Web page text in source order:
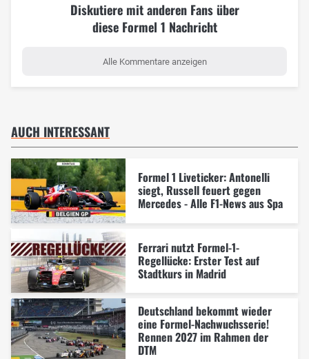
Diskutiere mit anderen Fans über
diese Formel 1 Nachricht
Alle Kommentare anzeigen
AUCH INTERESSANT
Formel 1 Liveticker: Antonelli
siegt, Russell feuert gegen
Mercedes - Alle F1-News aus Spa
Ferrari nutzt Formel-1-
Regellücke: Erster Test auf
Stadtkurs in Madrid
Deutschland bekommt wieder
eine Formel-Nachwuchsserie!
Rennen 2027 im Rahmen der
DTM